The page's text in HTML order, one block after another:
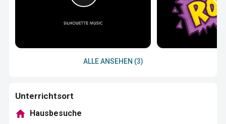
ALLE ANSEHEN (3)
Unterrichtsort
Hausbesuche